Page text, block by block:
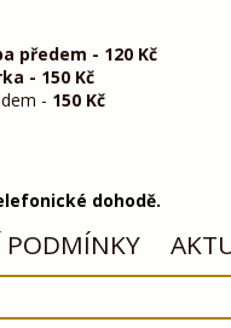
předem - 120 Kč
- 150 Kč
- 150 Kč
dohodě.